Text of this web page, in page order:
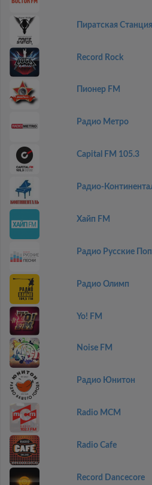
Пиратская Станция
Record Rock
Пионер FM
Радио Метро
Capital FM 105.3
Радио-
Хайп FM
Радио Русские
Радио Олимп
Yo! FM
Noise FM
Радио Юнитон
Radio MCM
Radio Cafe
Record Dancecore